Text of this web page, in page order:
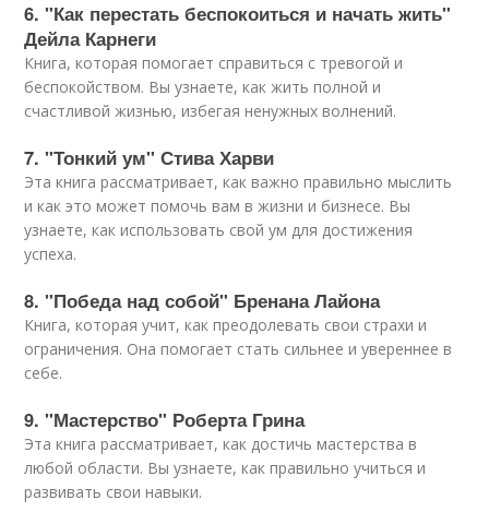
6. "Как перестать беспокоиться и начать жить"
Дейла Карнеги
Книга, которая помогает справиться с тревогой и
беспокойством. Вы узнаете, как жить полной и
счастливой жизнью, избегая ненужных волнений.
7. "Тонкий ум" Стива Харви
Эта книга рассматривает, как важно правильно мыслить
и как это может помочь вам в жизни и бизнесе. Вы
узнаете, как использовать свой ум для достижения
успеха.
8. "Победа над собой" Бренана Лайона
Книга, которая учит, как преодолевать свои страхи и
ограничения. Она помогает стать сильнее и увереннее в
себе.
9. "Мастерство" Роберта Грина
Эта книга рассматривает, как достичь мастерства в
любой области. Вы узнаете, как правильно учиться и
развивать свои навыки.